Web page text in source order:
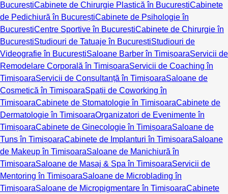
BucureștiCabinete de Chirurgie Plastică în BucureștiCabinete
de Pedichiură în BucureștiCabinete de Psihologie în
BucureștiCentre Sportive în BucureștiCabinete de Chirurgie în
BucureștiStudiouri de Tatuaje în BucureștiStudiouri de
Videografie în BucureștiSaloane Barber în TimișoaraServicii de
Remodelare Corporală în TimișoaraServicii de Coaching în
TimișoaraServicii de Consultanță în TimișoaraSaloane de
Cosmetică în TimișoaraSpații de Coworking în
TimișoaraCabinete de Stomatologie în TimișoaraCabinete de
Dermatologie în TimișoaraOrganizatori de Evenimente în
TimișoaraCabinete de Ginecologie în TimișoaraSaloane de
Tuns în TimișoaraCabinete de Implanturi în TimișoaraSaloane
de Makeup în TimișoaraSaloane de Manichiură în
TimișoaraSaloane de Masaj & Spa în TimișoaraServicii de
Mentoring în TimișoaraSaloane de Microblading în
TimișoaraSaloane de Micropigmentare în TimișoaraCabinete